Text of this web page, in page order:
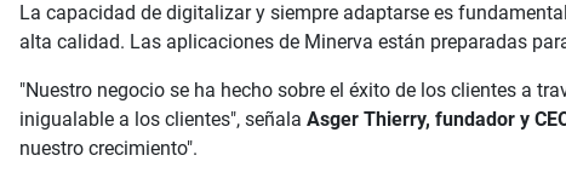
La capacidad de digitalizar y siempre adaptarse es
alta calidad. Las aplicaciones de Minerva están preparadas
"Nuestro negocio se ha hecho sobre el éxito de los clientes a
inigualable a los clientes", señala Asger Thierry, fundador y
nuestro crecimiento".